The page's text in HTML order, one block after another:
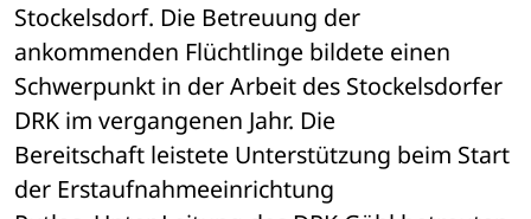
Stockelsdorf. Die Betreuung der
ankommenden Flüchtlinge bildete einen
Schwerpunkt in der Arbeit des Stockelsdorfer
DRK im vergangenen Jahr. Die
Bereitschaft leistete Unterstützung beim Start
der Erstaufnahmeeinrichtung